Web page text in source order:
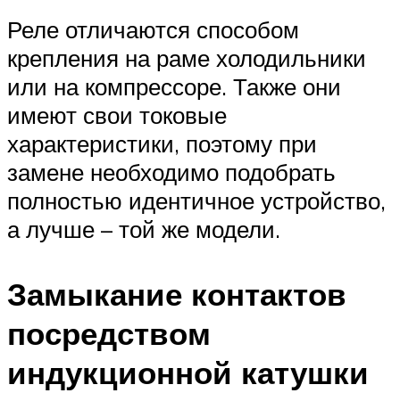
Реле отличаются способом
крепления на раме холодильники
или на компрессоре. Также они
имеют свои токовые
характеристики, поэтому при
замене необходимо подобрать
полностью идентичное устройство,
а лучше – той же модели.
Замыкание контактов
посредством
индукционной катушки